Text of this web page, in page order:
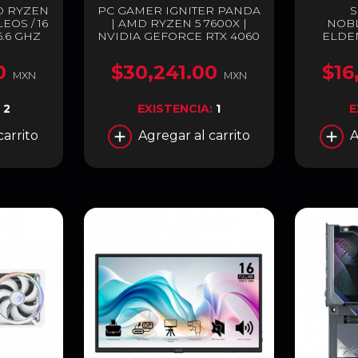
RYZEN
/ 16
GHZ
MXN
2
PC GAMER IGNITER PANDA
| AMD RYZEN 5 7600X |
NVIDIA GEFORCE RTX 4060
SSD 1TB M.2 | ENTREGA
INMEDIATA
$30,241.00 MXN
EXISTENCIA: 1
Agregar al carrito